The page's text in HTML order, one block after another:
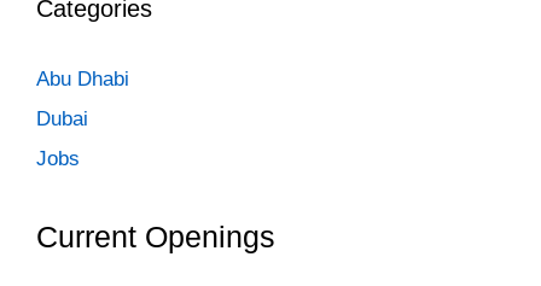
Categories
Abu Dhabi
Dubai
Jobs
Current Openings